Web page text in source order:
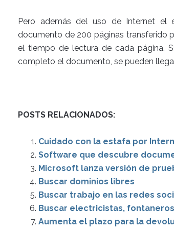
Pero además del uso de Internet
documento de 200 páginas transferido
el tiempo de lectura de cada página.
completo el documento, se pueden
POSTS RELACIONADOS:
Cuidado con la estafa por
Software que descubre
Microsoft lanza versión de
Buscar dominios libres
Buscar trabajo en las redes
Buscar electricistas,
Aumenta el plazo para la